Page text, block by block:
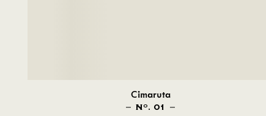
Cimaruta
NO . 01